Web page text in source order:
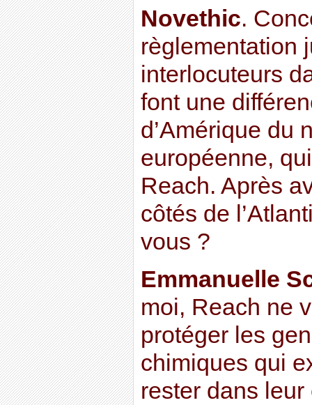
Novethic.
règlementation
interlocuteurs
font une
d’Amérique du
européenne,
Reach. Après
côtés de
vous ?
Emmanuelle
moi, Reach ne
protéger les
chimiques qui
rester dans